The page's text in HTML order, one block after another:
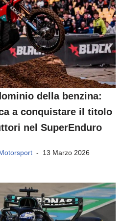
della benzina:
a conquistare il titolo
nel SuperEnduro
Motorsport 13 Marzo 2026